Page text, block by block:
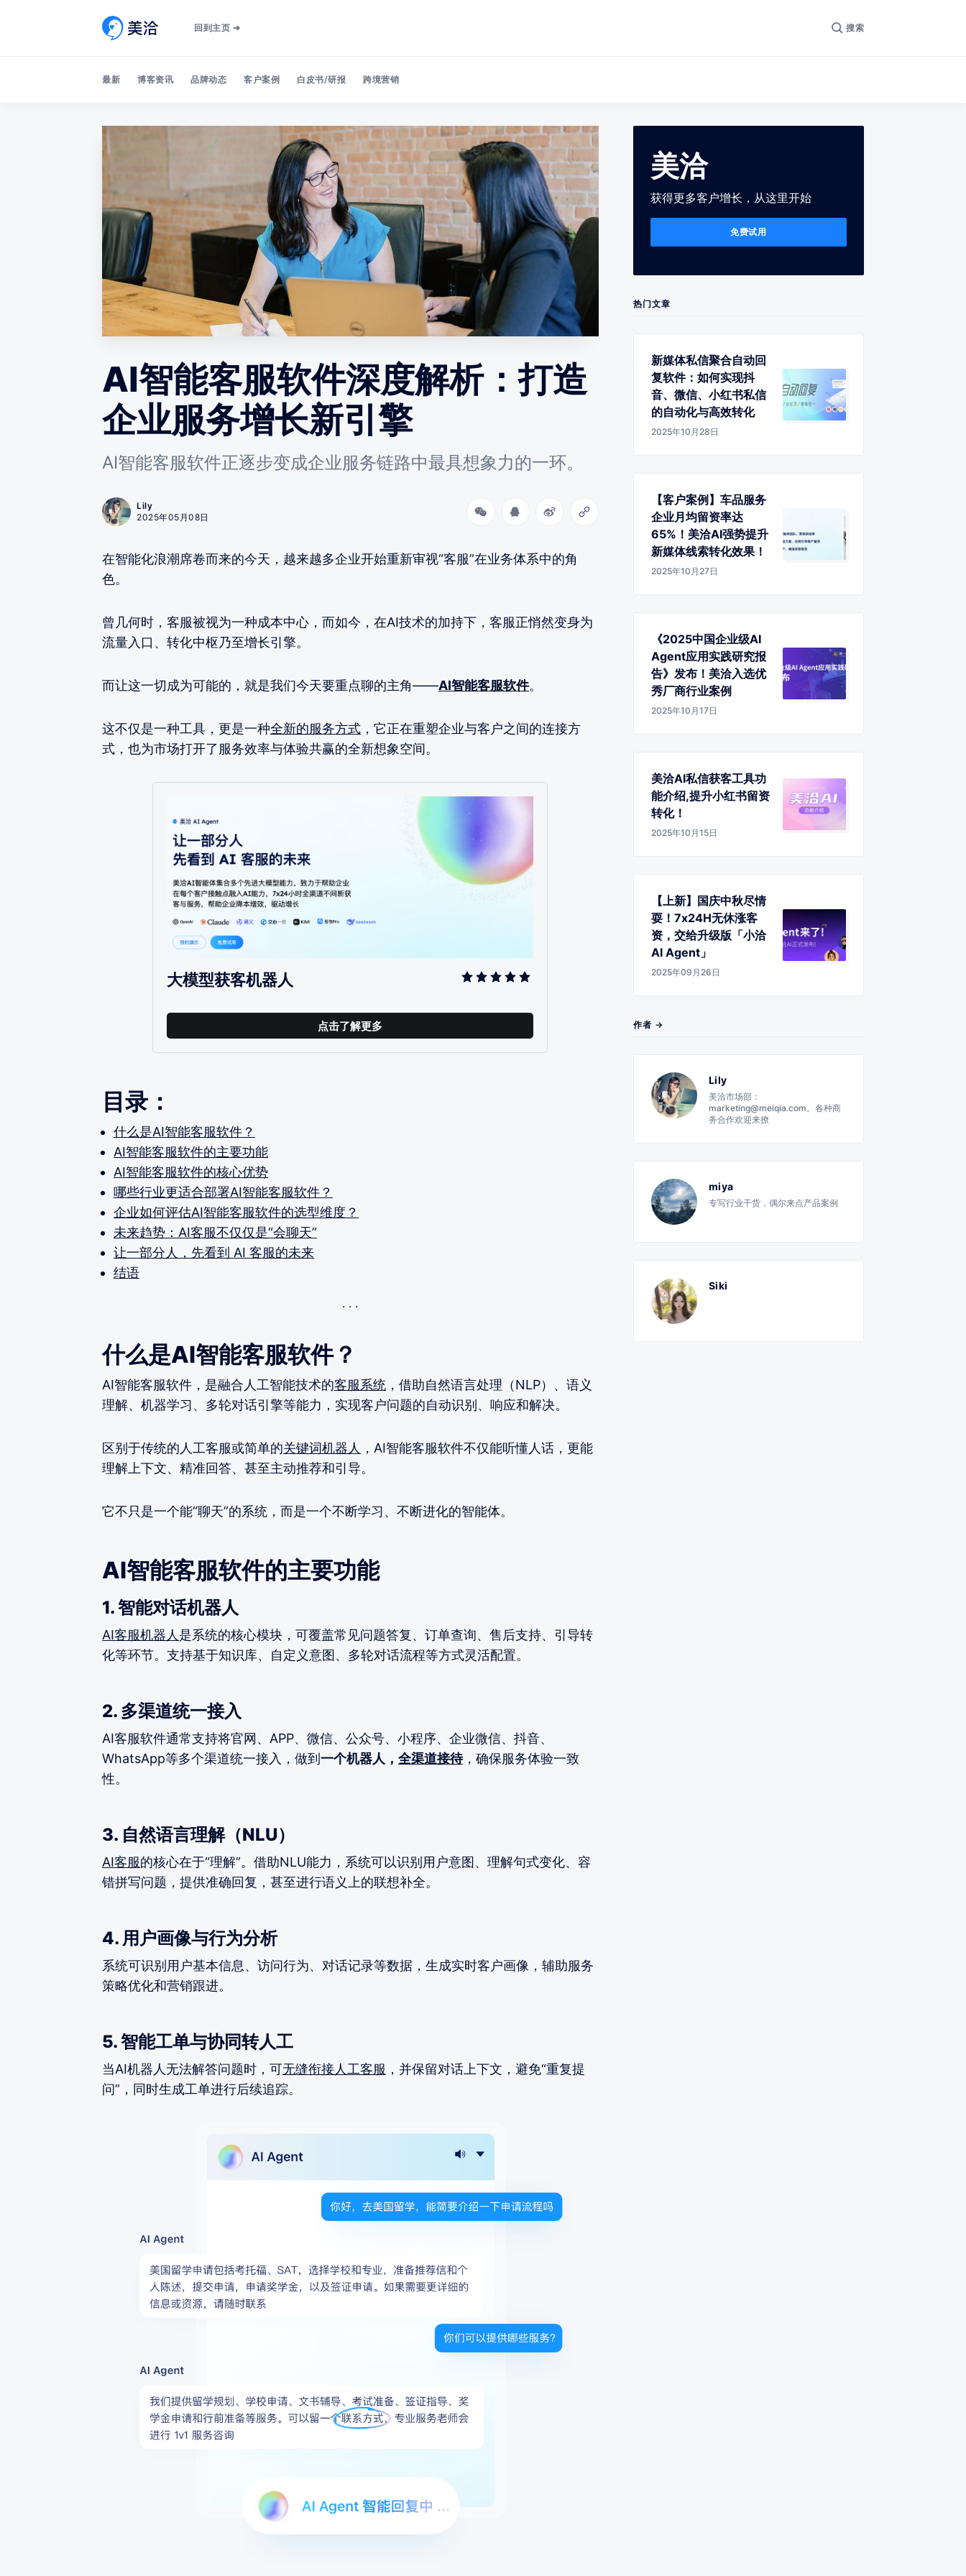
回到主页 ➔ 搜索
Search 美洽博客
最新 博客资讯 品牌动态 客户案例 白皮书/研报 跨境营销
AI智能客服软件深度解析：打造
企业服务增长新引擎
AI智能客服软件正逐步变成企业服务链路中最具想象力的一环。
Lily
2025年05月08日
在智能化浪潮席卷而来的今天，越来越多企业开始重新审视“客服”在业务体系中的角
色。
曾几何时，客服被视为一种成本中心，而如今，在AI技术的加持下，客服正悄然变身为
流量入口、转化中枢乃至增长引擎。
而让这一切成为可能的，就是我们今天要重点聊的主角——AI智能客服软件。
这不仅是一种工具，更是一种全新的服务方式 ，它正在重塑企业与客户之间的连接方
式，也为市场打开了服务效率与体验共赢的全新想象空间。
大模型获客机器人
点击了解更多
目录：
什么是AI智能客服软件？
AI智能客服软件的主要功能
AI智能客服软件的核心优势
哪些行业更适合部署AI智能客服软件？
企业如何评估AI智能客服软件的选型维度？
未来趋势：AI客服不仅仅是“会聊天”
让一部分人，先看到 AI 客服的未来
结语
什么是AI智能客服软件？
AI智能客服软件，是融合人工智能技术的客服系统 ，借助自然语言处理（NLP）、语义
理解、机器学习、多轮对话引擎等能力，实现客户问题的自动识别、响应和解决。
区别于传统的人工客服或简单的关键词机器人 ，AI智能客服软件不仅能听懂人话，更能
理解上下文、精准回答、甚至主动推荐和引导。
它不只是一个能“聊天”的系统，而是一个不断学习、不断进化的智能体。
AI智能客服软件的主要功能
1. 智能对话机器人
AI客服机器人是系统的核心模块，可覆盖常见问题答复、订单查询、售后支持、引导转
化等环节。支持基于知识库、自定义意图、多轮对话流程等方式灵活配置。
2. 多渠道统一接入
AI客服软件通常支持将官网、APP、微信、公众号、小程序、企业微信、抖音、
WhatsApp等多个渠道统一接入，做到 一个机器人， 全渠道接待，确保服务体验一致
性。
3. 自然语言理解（NLU）
AI客服的核心在于“理解”。借助NLU能力，系统可以识别用户意图、理解句式变化、容
错拼写问题，提供准确回复，甚至进行语义上的联想补全。
4. 用户画像与行为分析
系统可识别用户基本信息、访问行为、对话记录等数据，生成实时客户画像，辅助服务
策略优化和营销跟进。
5. 智能工单与协同转人工
当AI机器人无法解答问题时，可无缝衔接人工客服 ，并保留对话上下文，避免“重复提
问”，同时生成工单进行后续追踪。
美洽
获得更多客户增长，从这里开始
免费试用
热门文章
新媒体私信聚合自动回
复软件：如何实现抖
音、微信、小红书私信
的自动化与高效转化
2025年10月28日
【客户案例】车品服务
企业月均留资率达
65%！美洽AI强势提升
新媒体线索转化效果！
2025年10月27日
《2025中国企业级AI
Agent应用实践研究报
告》发布！美洽入选优
秀厂商行业案例
2025年10月17日
美洽AI私信获客工具功
能介绍,提升小红书留资
转化！
2025年10月15日
【上新】国庆中秋尽情
耍！7x24H无休涨客
资，交给升级版「小洽
AI Agent」
2025年09月26日
作者 →
Lily
美洽市场部：
marketing@meiqia.com。各种商
务合作欢迎来撩
miya
专写行业干货，偶尔来点产品案例
Siki